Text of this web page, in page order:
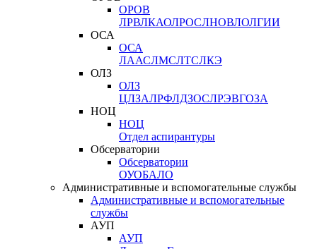
ОРОВ
ЛРВЛКАОЛРОСЛНОВЛОЛГИИ
ОСА
ОСА
ЛААСЛМСЛТСЛКЭ
ОЛЗ
ОЛЗ
ЦЛЗАЛРФЛДЗОСЛРЭВГОЗА
НОЦ
НОЦ
Отдел аспирантуры
Обсерватории
Обсерватории
ОУОБАЛО
Административные и вспомогательные службы
Административные и вспомогательные
службы
АУП
АУП